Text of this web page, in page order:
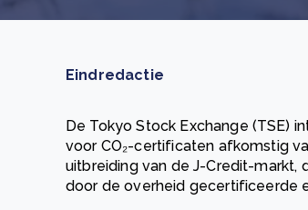
Eindredactie
De Tokyo Stock Exchange (TSE)
voor CO₂-certificaten afkomstig
uitbreiding van de J-Credit-markt,
door de overheid gecertificeerde